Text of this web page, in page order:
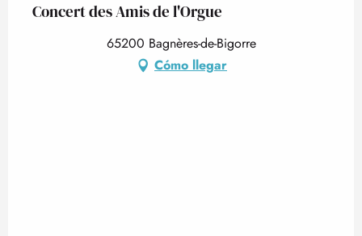
Concert des Amis de l'Orgue
65200 Bagnères-de-Bigorre
Cómo llegar